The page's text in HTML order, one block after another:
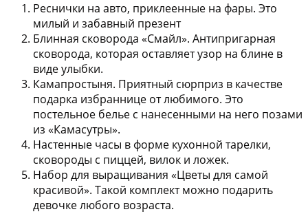
Реснички на авто, приклеенные на фары. Это
милый и забавный презент
Блинная сковорода «Смайл». Антипригарная
сковорода, которая оставляет узор на блине в
виде улыбки.
Камапростыня. Приятный сюрприз в качестве
подарка избраннице от любимого. Это
постельное белье с нанесенными на него позами
из «Камасутры».
Настенные часы в форме кухонной тарелки,
сковороды с пиццей, вилок и ложек.
Набор для выращивания «Цветы для самой
красивой». Такой комплект можно подарить
девочке любого возраста.